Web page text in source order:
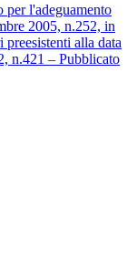
per l'adeguamento
2005, n.252, in
alla data
n.421 – Pubblicato